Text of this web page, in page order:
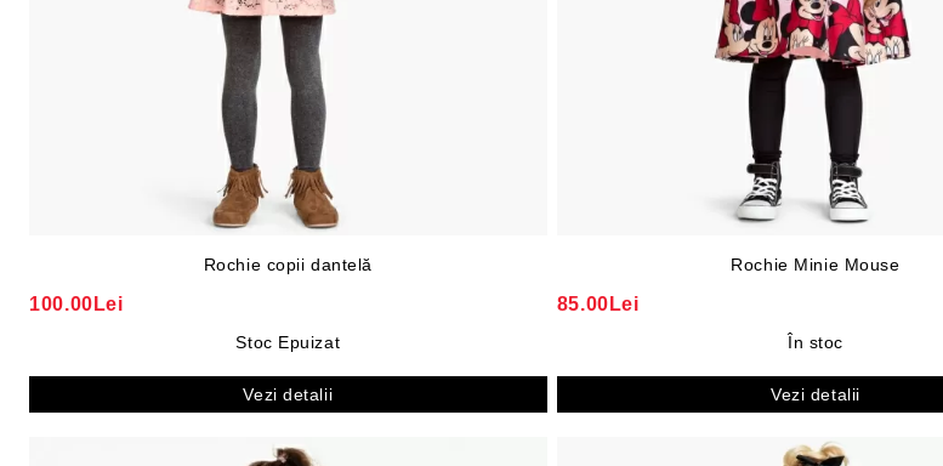
Rochie copii dantelă
100.00Lei
Stoc Epuizat
Vezi detalii
Rochie Minie Mouse
85.00Lei
În stoc
Vezi detalii